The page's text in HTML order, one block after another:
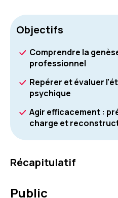
Objectifs
Comprendre la
professionnel
Repérer et évaluer
psychique
Agir efficacement :
charge et
Récapitulatif
Public